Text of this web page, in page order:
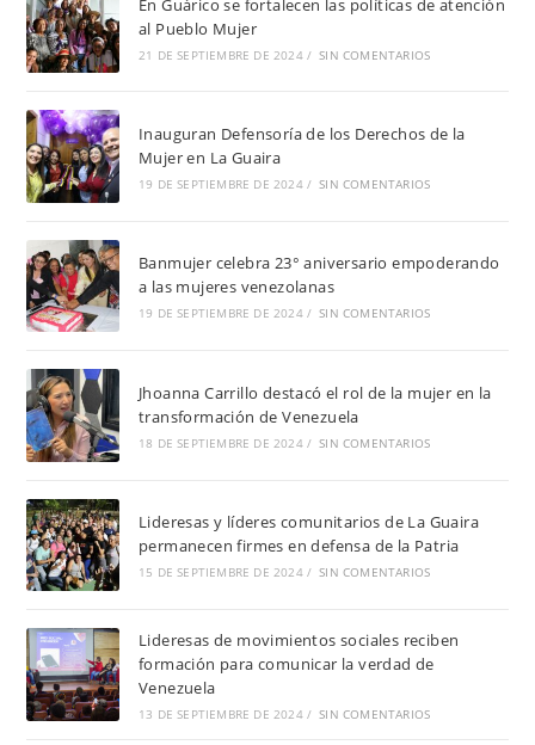
En Guárico se fortalecen las políticas de atención
al Pueblo Mujer
21 DE SEPTIEMBRE DE 2024 / SIN COMENTARIOS
Inauguran Defensoría de los Derechos de la
Mujer en La Guaira
19 DE SEPTIEMBRE DE 2024 / SIN COMENTARIOS
Banmujer celebra 23° aniversario empoderando
a las mujeres venezolanas
19 DE SEPTIEMBRE DE 2024 / SIN COMENTARIOS
Jhoanna Carrillo destacó el rol de la mujer en la
transformación de Venezuela
18 DE SEPTIEMBRE DE 2024 / SIN COMENTARIOS
Lideresas y líderes comunitarios de La Guaira
permanecen firmes en defensa de la Patria
15 DE SEPTIEMBRE DE 2024 / SIN COMENTARIOS
Lideresas de movimientos sociales reciben
formación para comunicar la verdad de
Venezuela
13 DE SEPTIEMBRE DE 2024 / SIN COMENTARIOS